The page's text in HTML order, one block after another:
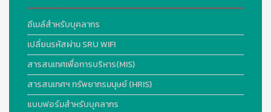
อีเมล์สำหรับบุคลากร
เปลี่ยนรหัสผ่าน SRU WIFI
สารสนเทศเพื่อการบริหาร(MIS)
สารสนเทศฯ ทรัพยากรมนุษย์ (HRIS)
แบบฟอร์มสำหรับบุคลากร